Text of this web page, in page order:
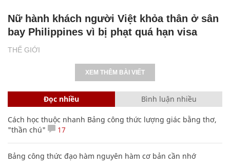
THẾ GIỚI
Nữ hành khách người Việt khỏa thân ở sân
bay Philippines vì bị phạt quá hạn visa
XEM THÊM BÀI VIẾT
Đọc nhiều Bình luận nhiều
Cách học thuộc nhanh Bảng công thức lượng giác bằng thơ,
"thần chú"
17
Bảng công thức đạo hàm nguyên hàm cơ bản cần nhớ